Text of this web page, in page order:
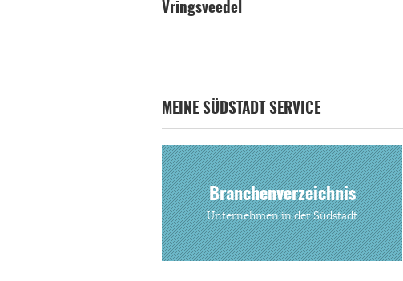
Vringsveedel
MEINE SÜDSTADT SERVICE
Branchenverzeichnis
Unternehmen in der Südstadt